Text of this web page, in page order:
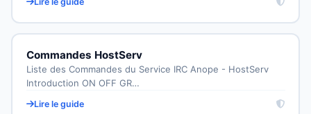
Commandes HostServ
Liste des Commandes du Service IRC Anope - HostServ
Introduction ON OFF GR…
Lire le guide